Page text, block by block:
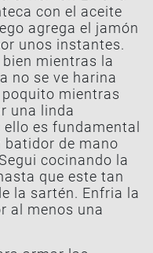
con el aceite
agrega el jamón
unos instantes.
mientras la
no se ve harina
mientras
una linda
es fundamental
batidor de mano
cocinando la
que este tan
la sartén. Enfria la
al menos una